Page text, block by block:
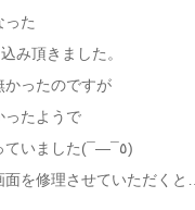
った
み頂きました。
かったのですが
ったようで
液晶がダメになっていました(¯―¯٥)
面を修理させていただくと…